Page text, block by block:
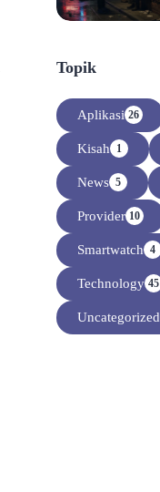
Topik
Aplikasi 26
Kisah 1
News 5
Provider 10
Smartwatch 4
Technology 45
Uncategorized